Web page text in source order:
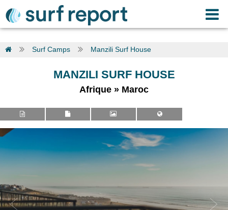
Surf Camps Manzili Surf House
MANZILI SURF HOUSE
Afrique » Maroc